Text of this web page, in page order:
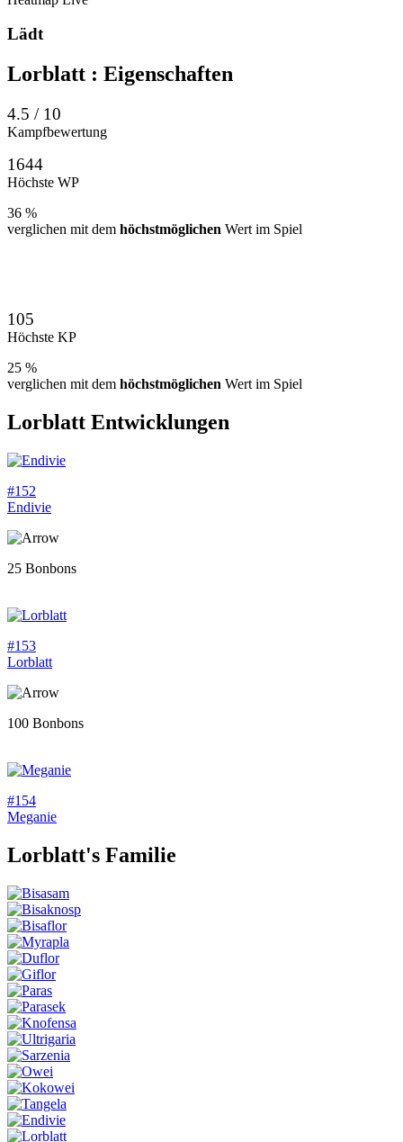
Lädt
Lorblatt : Eigenschaften
4.5 / 10
Kampfbewertung
1644
Höchste WP
36 %
verglichen mit dem höchstmöglichen Wert im Spiel
105
Höchste KP
25 %
verglichen mit dem höchstmöglichen Wert im Spiel
Lorblatt Entwicklungen
#152
Endivie
25 Bonbons
#153
Lorblatt
100 Bonbons
#154
Meganie
Lorblatt's Familie